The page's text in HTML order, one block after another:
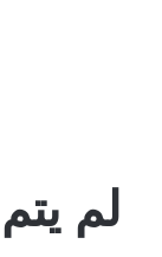
لم